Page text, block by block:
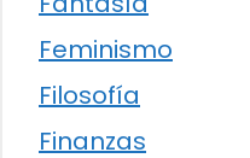
Feminismo
Filosofía
Finanzas